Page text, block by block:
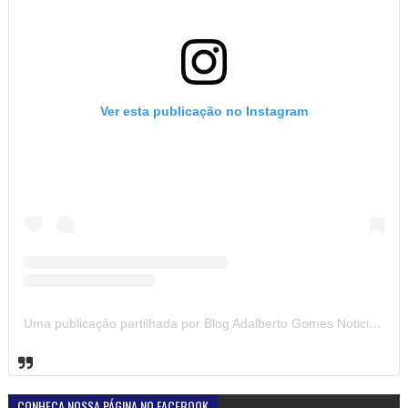
Ver esta publicação no Instagram
Uma publicação partilhada por Blog Adalberto Gomes Noticias (@blogadalbertogomesnoticiass)